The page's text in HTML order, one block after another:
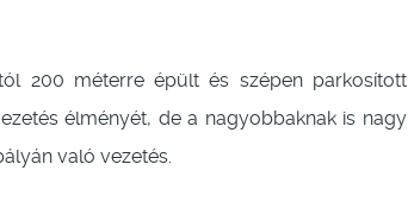
200 méterre épült és szépen parkosított
élményét, de a nagyobbaknak is nagy
való vezetés.